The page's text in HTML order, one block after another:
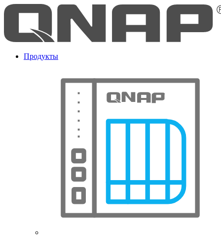
Продукты